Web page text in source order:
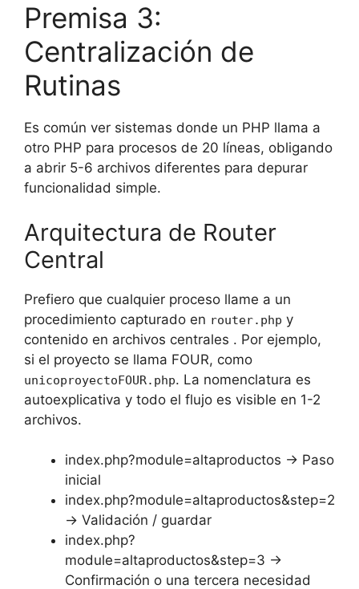
Premisa 3:
Centralización de
Rutinas
Es común ver sistemas donde un PHP llama a
otro PHP para procesos de 20 líneas, obligando
a abrir 5-6 archivos diferentes para depurar
funcionalidad simple.
Arquitectura de Router
Central
Prefiero que cualquier proceso llame a un
procedimiento capturado en router.php y
contenido en archivos centrales . Por ejemplo,
si el proyecto se llama FOUR, como
unicoproyectoFOUR.php. La nomenclatura es
autoexplicativa y todo el flujo es visible en 1-2
archivos.
index.php?module=altaproductos → Paso
inicial
index.php?module=altaproductos&step=2
→ Validación / guardar
index.php?
module=altaproductos&step=3 →
Confirmación o una tercera necesidad